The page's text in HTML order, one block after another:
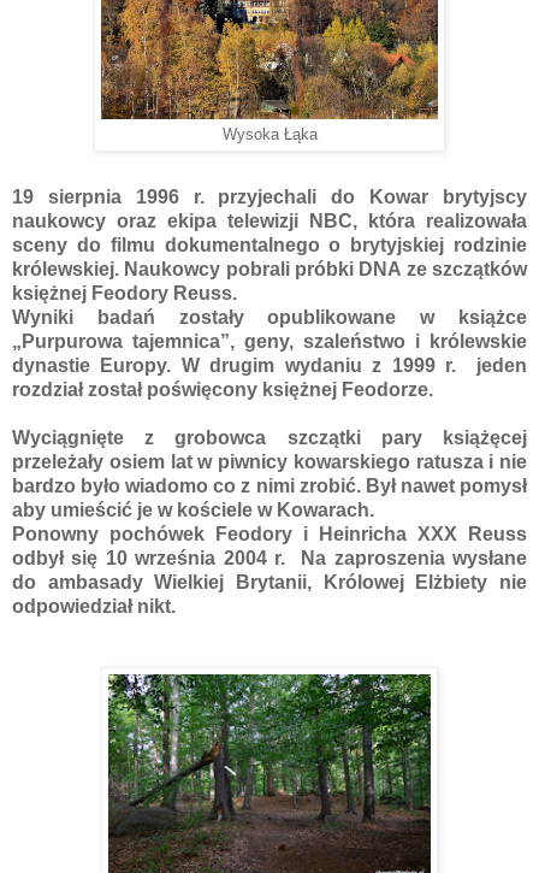
Wysoka Łąka
19 sierpnia 1996 r. przyjechali do Kowar brytyjscy
naukowcy oraz ekipa telewizji NBC, która realizowała
sceny do filmu dokumentalnego o brytyjskiej rodzinie
królewskiej. Naukowcy pobrali próbki DNA ze szczątków
księżnej Feodory Reuss.
Wyniki badań zostały opublikowane w książce
„Purpurowa tajemnica”, geny, szaleństwo i królewskie
dynastie Europy. W drugim wydaniu z 1999 r. jeden
rozdział został poświęcony księżnej Feodorze.
Wyciągnięte z grobowca szczątki pary książęcej
przeleżały osiem lat w piwnicy kowarskiego ratusza i nie
bardzo było wiadomo co z nimi zrobić. Był nawet pomysł
aby umieścić je w kościele w Kowarach.
Ponowny pochówek Feodory i Heinricha XXX Reuss
odbył się 10 września 2004 r. Na zaproszenia wysłane
do ambasady Wielkiej Brytanii, Królowej Elżbiety nie
odpowiedział nikt.